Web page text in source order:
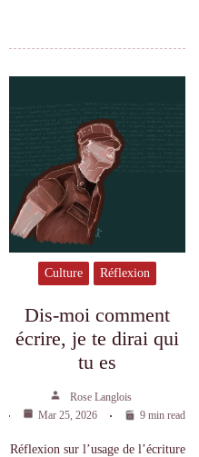
Culture Réflexion
Dis-moi comment
écrire, je te dirai qui
tu es
Rose Langlois
Mar 25, 2026
9 min read
Réflexion sur l’usage de l’écriture